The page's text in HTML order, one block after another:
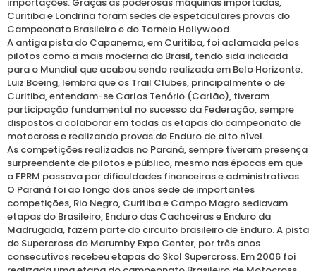
Curitiba e Londrina foram sedes de espetaculares provas do
Campeonato Brasileiro e do Torneio Hollywood.
A antiga pista do Capanema, em Curitiba, foi aclamada pelos
pilotos como a mais moderna do Brasil, tendo sida indicada
para o Mundial que acabou sendo realizada em Belo Horizonte.
Luiz Boeing, lembra que os Trail Clubes, principalmente o de
Curitiba, entendam-se Carlos Tenório (Carlão), tiveram
participação fundamental no sucesso da Federação, sempre
dispostos a colaborar em todas as etapas do campeonato de
motocross e realizando provas de Enduro de alto nível.
As competições realizadas no Paraná, sempre tiveram presença
surpreendente de pilotos e público, mesmo nas épocas em que
a FPRM passava por dificuldades financeiras e administrativas.
O Paraná foi ao longo dos anos sede de importantes
competições, Rio Negro, Curitiba e Campo Magro sediavam
etapas do Brasileiro, Enduro das Cachoeiras e Enduro da
Madrugada, fazem parte do circuito brasileiro de Enduro. A pista
de Supercross do Marumby Expo Center, por três anos
consecutivos recebeu etapas do Skol Supercross. Em 2006 foi